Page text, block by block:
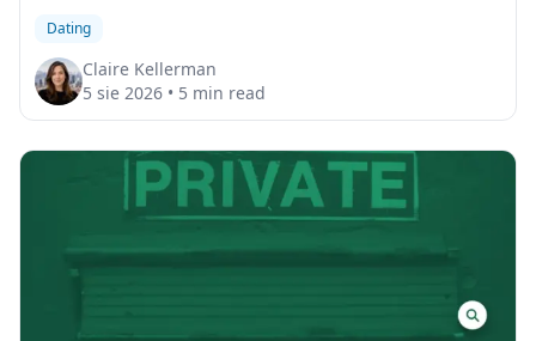
Dating
Claire Kellerman
5 sie 2026 • 5 min read